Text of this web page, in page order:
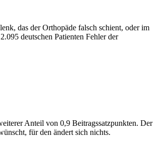
das der Orthopäde falsch schient, oder im
deutschen Patienten Fehler der
Anteil von 0,9 Beitragssatzpunkten. Der
für den ändert sich nichts.